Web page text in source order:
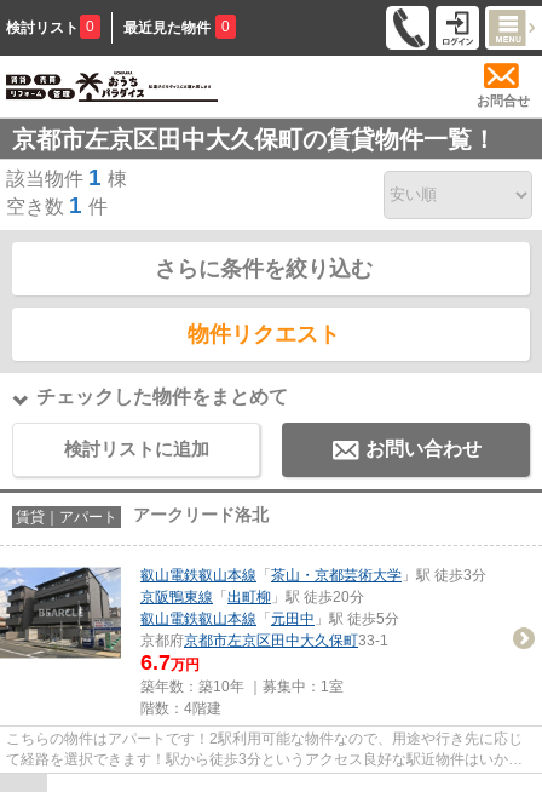
検討リスト 0 最近見た物件 0
お問合せ
京都市左京区田中大久保町の賃貸物件一覧！
該当物件 1 棟
空き数 1 件
さらに条件を絞り込む
物件リクエスト
チェックした物件をまとめて
検討リストに追加 お問い合わせ
賃貸｜アパート アークリード洛北
叡山電鉄叡山本線 「 茶山・京都芸術大学 」駅 徒歩3分
京阪鴨東線 「 出町柳 」駅 徒歩20分
叡山電鉄叡山本線 「 元田中 」駅 徒歩5分
京都府京都市左京区 田中大久保町33-1
6.7万円
築年数：築10年 ｜募集中： 1室
階数：4階建
こちらの物件はアパートです！2駅利用可能な物件なので、用途や行き先に応じ
て経路を選択できます！駅から徒歩3分というアクセス良好な駅近物件はいかが